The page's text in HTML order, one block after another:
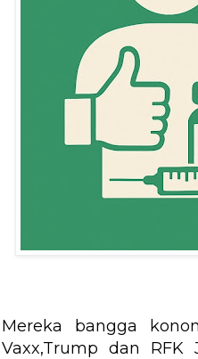
Mereka bangga
Vaxx,Trump dan